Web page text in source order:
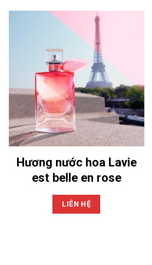
Hương nước hoa Lavie
est belle en rose
LIÊN HỆ